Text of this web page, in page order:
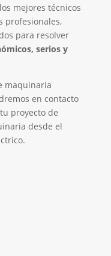
mejores técnicos
profesionales,
para resolver
serios y
maquinaria
en contacto
proyecto de
desde el